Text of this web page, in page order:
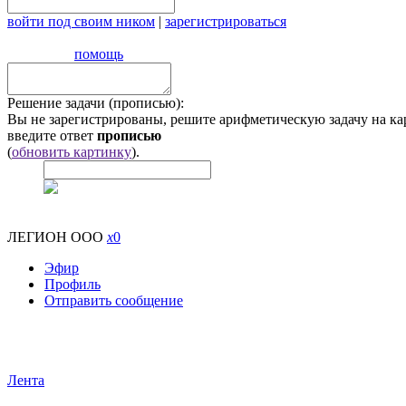
войти под своим ником | зарегистрироваться
помощь
Решение задачи (прописью):
Вы не зарегистрированы, решите арифметическую задачу на
введите ответ прописью
(обновить картинку).
ЛЕГИОН ООО x0
Эфир
Профиль
Отправить сообщение
Лента